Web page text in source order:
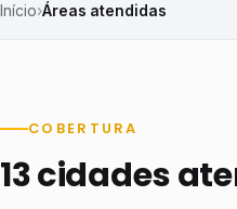
Início Áreas atendidas
COBERTURA
13 cidades